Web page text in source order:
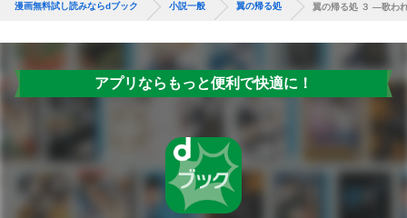
漫画無料試し読みならdブック 小説一般 翼の帰る処 翼の帰る処 ３ ―歌わ
アプリならもっと便利で快適に！